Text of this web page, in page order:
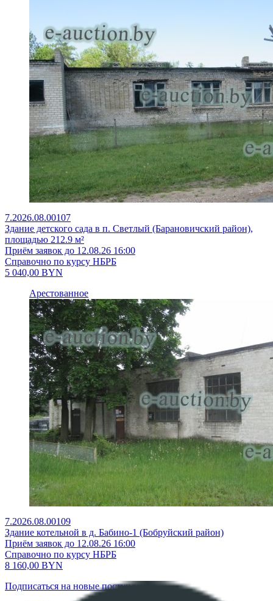
7.2026.08.00107
Здание детского сада в п. Светлый (Барановичский район),
площадью 212.9 м²
Приём заявок до 12.08.26 16:00
Справочно по курсу НБРБ
5 040,00 BYN
Арестованное
7.2026.08.00109
Здание котельной в д. Бабино-1 (Бобруйский район)
Приём заявок до 12.08.26 16:00
Справочно по курсу НБРБ
8 160,00 BYN
Подписаться на новые поступления